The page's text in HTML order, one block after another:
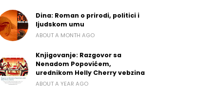
Dina: Roman o prirodi, politici i
ljudskom umu
ABOUT A MONTH AGO
Knjigovanje: Razgovor sa
Nenadom Popovićem,
urednikom Helly Cherry vebzina
ABOUT A YEAR AGO